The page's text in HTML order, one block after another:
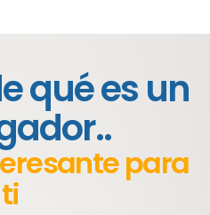
qué es un
para
ti